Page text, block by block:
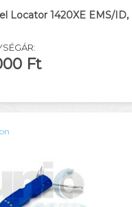
Locator 1420XE EMS/ID,
Ft